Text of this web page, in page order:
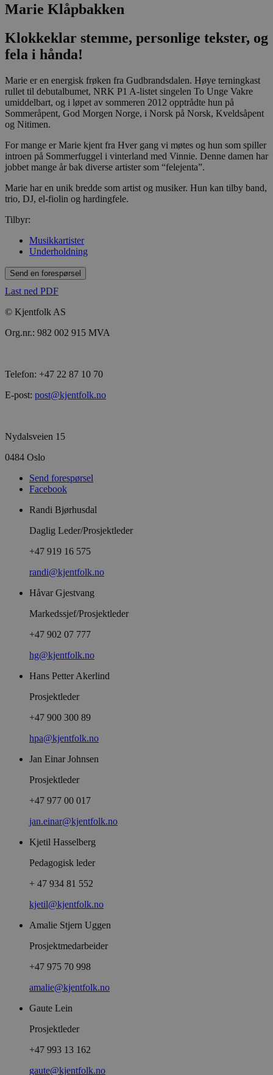
Marie Klåpbakken
Klokkeklar stemme, personlige tekster, og
fela i hånda!
Marie er en energisk frøken fra Gudbrandsdalen. Høye terningkast
rullet til debutalbumet, NRK P1 A-listet singelen To Unge Vakre
umiddelbart, og i løpet av sommeren 2012 opptrådte hun på
Sommeråpent, God Morgen Norge, i Norsk på Norsk, Kveldsåpent
og Nitimen.
For mange er Marie kjent fra Hver gang vi møtes og hun som spiller
introen på Sommerfuggel i vinterland med Vinnie. Denne damen har
jobbet mange år bak diverse artister som “felejenta”.
Marie har en unik bredde som artist og musiker. Hun kan tilby band,
trio, DJ, el-fiolin og hardingfele.
Tilbyr:
Musikkartister
Underholdning
Send en forespørsel
Last ned PDF
© Kjentfolk AS
Org.nr.: 982 002 915 MVA
Telefon: +47 22 87 10 70
E-post: post@kjentfolk.no
Nydalsveien 15
0484 Oslo
Send forespørsel
Facebook
Randi Bjørhusdal
Daglig Leder/Prosjektleder
+47 919 16 575
randi@kjentfolk.no
Håvar Gjestvang
Markedssjef/Prosjektleder
+47 902 07 777
hg@kjentfolk.no
Hans Petter Akerlind
Prosjektleder
+47 900 300 89
hpa@kjentfolk.no
Jan Einar Johnsen
Prosjektleder
+47 977 00 017
jan.einar@kjentfolk.no
Kjetil Hasselberg
Pedagogisk leder
+ 47 934 81 552
kjetil@kjentfolk.no
Amalie Stjern Uggen
Prosjektmedarbeider
+47 975 70 998
amalie@kjentfolk.no
Gaute Lein
Prosjektleder
+47 993 13 162
gaute@kjentfolk.no